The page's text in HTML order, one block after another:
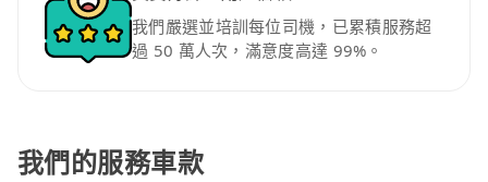
我們嚴選並培訓每位司機，已累積服務超
過 50 萬人次，滿意度高達 99%。
我們的服務車款